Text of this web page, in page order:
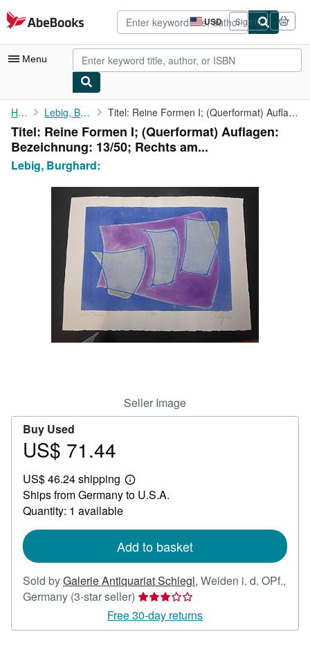
Skip to main content
AbeBooks.com USD
Site
shopping
preferences
Sign in
Menu
My Account
My Purchases
Advanced Search
Browse Collections
Art & Collectibles
Start Selling
Home Lebig, Burghard: Titel: Reine Formen I; (Querformat) Auflagen: Bezeichnung: 13/50...
Titel: Reine Formen I; (Querformat) Auflagen:
Bezeichnung: 13/50; Rechts am...
Lebig, Burghard:
Seller Image
Buy Used
Price
71.44
US$ 71.44
US$ 46.24 shipping
Learn
more
Ships from Germany to U.S.A.
Quantity: 1 available
Add to basket
Sold byGalerie Antiquariat Schlegl, Weiden i. d. OPf.,
Germany (3-star seller) Seller
rating
3
Free 30-day returns